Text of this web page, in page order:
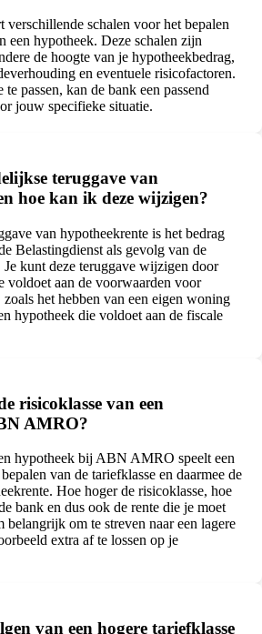
schalen voor het bepalen
een hypotheek. Deze schalen zijn
de hoogte van je hypotheekbedrag,
en eventuele risicofactoren.
passen, kan de bank een passend
jouw specifieke situatie.
teruggave van
hoe kan ik deze wijzigen?
van hypotheekrente is het bedrag
Belastingdienst als gevolg van de
kunt deze teruggave wijzigen door
voldoet aan de voorwaarden voor
het hebben van een eigen woning
hypotheek die voldoet aan de fiscale
risicoklasse van een
AMRO?
hypotheek bij ABN AMRO speelt een
van de tariefklasse en daarmee de
Hoe hoger de risicoklasse, hoe
bank en dus ook de rente die je moet
belangrijk om te streven naar een lagere
extra af te lossen op je
van een hogere tariefklasse